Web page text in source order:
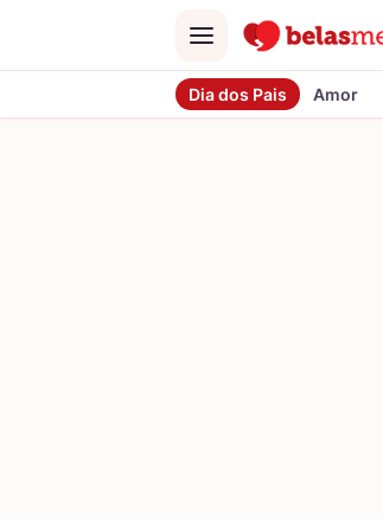
Menu
Dia dos Pais Amor